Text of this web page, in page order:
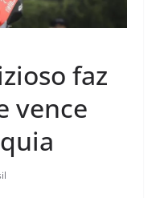
faz
vence